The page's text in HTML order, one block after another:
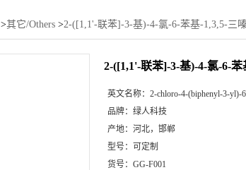
>其它/Others >2-([1,1'-联苯]-3-基)-4-氯-6-苯基-1,3,5-三
2-([1,1'-联苯]-3-基)-4-氯-6-苯
英文名称： 2-chloro-4-(biphenyl-3-yl)-
品牌： 绿人科技
产地： 河北，邯郸
型号：
可定制
货号： GG-F001